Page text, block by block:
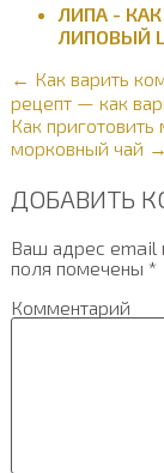
ЛИПА -
ЛИПОВЫЙ
← Как варить
рецепт — как
Как
морковный чай →
ДОБАВИТЬ
Ваш адрес email
поля помечены *
Комментарий